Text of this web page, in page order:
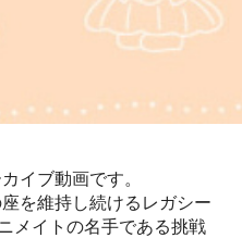
イブ動画です。
を維持し続けるレガシー
メイトの名手である挑戦